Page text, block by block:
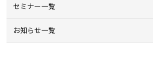
セミナー一覧
お知らせ一覧